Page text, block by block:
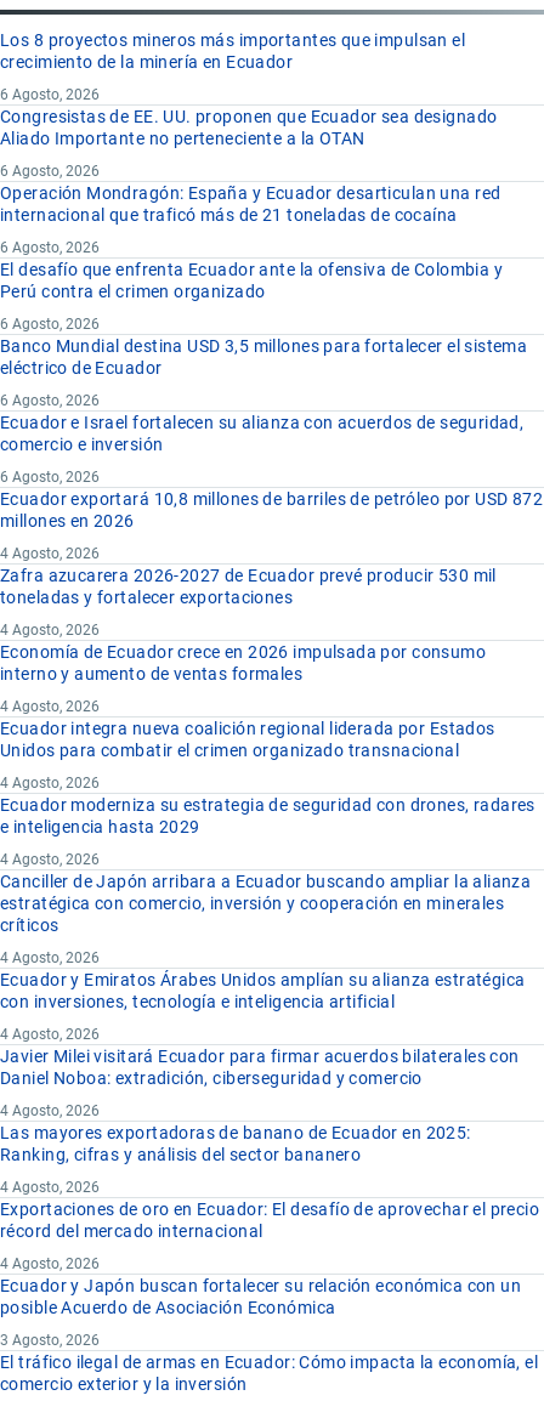
Los 8 proyectos mineros más importantes que impulsan el
crecimiento de la minería en Ecuador
6 Agosto, 2026
Congresistas de EE. UU. proponen que Ecuador sea designado
Aliado Importante no perteneciente a la OTAN
6 Agosto, 2026
Operación Mondragón: España y Ecuador desarticulan una red
internacional que traficó más de 21 toneladas de cocaína
6 Agosto, 2026
El desafío que enfrenta Ecuador ante la ofensiva de Colombia y
Perú contra el crimen organizado
6 Agosto, 2026
Banco Mundial destina USD 3,5 millones para fortalecer el sistema
eléctrico de Ecuador
6 Agosto, 2026
Ecuador e Israel fortalecen su alianza con acuerdos de seguridad,
comercio e inversión
6 Agosto, 2026
Ecuador exportará 10,8 millones de barriles de petróleo por USD 872
millones en 2026
4 Agosto, 2026
Zafra azucarera 2026-2027 de Ecuador prevé producir 530 mil
toneladas y fortalecer exportaciones
4 Agosto, 2026
Economía de Ecuador crece en 2026 impulsada por consumo
interno y aumento de ventas formales
4 Agosto, 2026
Ecuador integra nueva coalición regional liderada por Estados
Unidos para combatir el crimen organizado transnacional
4 Agosto, 2026
Ecuador moderniza su estrategia de seguridad con drones, radares
e inteligencia hasta 2029
4 Agosto, 2026
Canciller de Japón arribara a Ecuador buscando ampliar la alianza
estratégica con comercio, inversión y cooperación en minerales
críticos
4 Agosto, 2026
Ecuador y Emiratos Árabes Unidos amplían su alianza estratégica
con inversiones, tecnología e inteligencia artificial
4 Agosto, 2026
Javier Milei visitará Ecuador para firmar acuerdos bilaterales con
Daniel Noboa: extradición, ciberseguridad y comercio
4 Agosto, 2026
Las mayores exportadoras de banano de Ecuador en 2025:
Ranking, cifras y análisis del sector bananero
4 Agosto, 2026
Exportaciones de oro en Ecuador: El desafío de aprovechar el precio
récord del mercado internacional
4 Agosto, 2026
Ecuador y Japón buscan fortalecer su relación económica con un
posible Acuerdo de Asociación Económica
3 Agosto, 2026
El tráfico ilegal de armas en Ecuador: Cómo impacta la economía, el
comercio exterior y la inversión